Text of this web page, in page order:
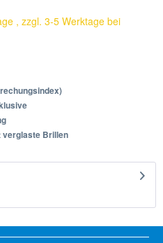
, zzgl. 3-5 Werktage bei
verglaste Brillen